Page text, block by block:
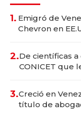
1. Emigró de
Chevron en
2.De científicas
CONICET que
3.Creció en
título de